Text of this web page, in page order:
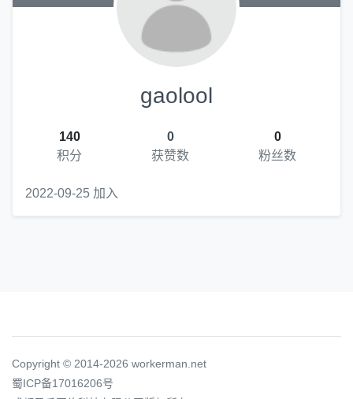
gaolool
140
积分
0
获赞数
0
粉丝数
2022-09-25 加入
Copyright © 2014-2026 workerman.net
蜀ICP备17016206号